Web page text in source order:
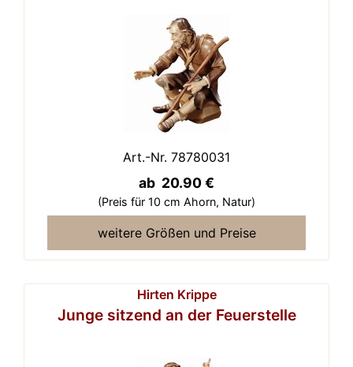
Art.-Nr. 78780031
ab 20.90 €
(Preis für 10 cm Ahorn, Natur)
weitere Größen und Preise
Hirten Krippe
Junge sitzend an der Feuerstelle